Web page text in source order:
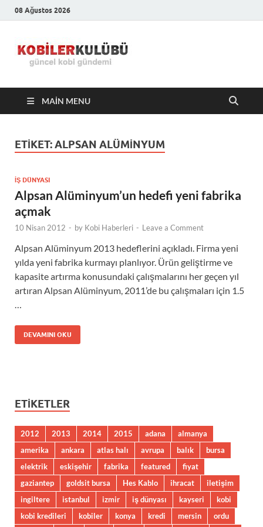
08 Ağustos 2026
Kulübü –
En Güncel
Kobi
MAIN MENU
ETIKET:ALPSAN ALÜMINYUM
İŞ DÜNYASI
Alpsan Alüminyum’un hedefi yeni fabrika
açmak
10 Nisan 2012 - by Kobi Haberleri - Leave a Comment
Alpsan Alüminyum 2013 hedeflerini açıkladı. Firma yeni
yılda yeni fabrika kurmayı planlıyor. Ürün geliştirme ve
kapasite artırma konusundaki çalışmalarını her geçen yıl
artıran Alpsan Alüminyum, 2011’de bu çalışmaları için 1.5
DEVAMINI OKU
ETIKETLER
2012 2013 2014 2015 adana
almanya
amerika
ankara atlas halı avrupa balık
bursa
elektrik
eskişehir fabrika featured
fiyat
gaziantep
goldsit bursa Hes Kablo ihracat
iletişim
ingiltere
istanbul izmir iş dünyası kayseri
kobi
kobi kredileri
kobiler konya kredi mersin ordu